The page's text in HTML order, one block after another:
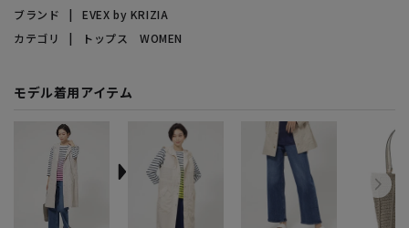
ブランド
EVEX by KRIZIA
カテゴリ
トップス WOMEN
モデル着用アイテム